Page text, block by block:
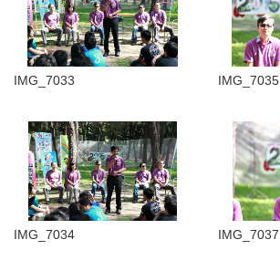
IMG_7033 IMG_7035
IMG_7034 IMG_7037